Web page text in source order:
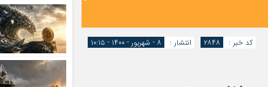
رمز عبور
مرا به خاطر بسپار
کسب و کارهای صنعت خودرو
کسب و کارهای گردشگری و هنر انتشار : ۸ - شهریور - ۱۴۰۰ - ۱۰:۱۵ کد خبر : ۲۸۴۸